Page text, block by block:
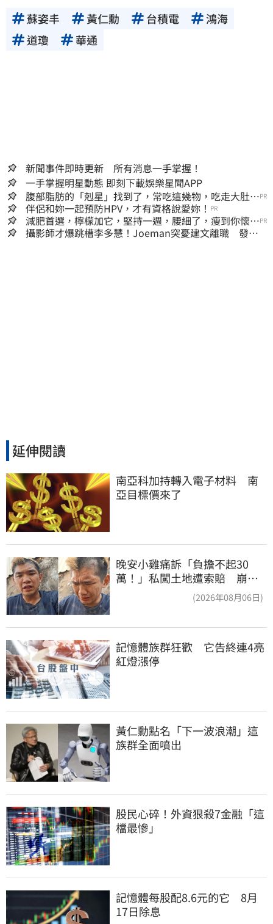
蘇姿丰 黃仁勳 台積電
鴻海
道瓊
華通
新聞事件即時更新 所有消息一手掌握！
一手掌握明星動態 即刻下載娛樂星聞APP
腹部脂肪的「剋星」找到了，常吃這幾物，吃走大肚
囊，瘦出小蠻腰
PR
伴侶和妳一起預防HPV，才有資格說愛妳！ PR
減肥首選，檸檬加它，堅持一週，腰細了，瘦到你懷疑
人生
PR
攝影師才爆跳槽李多慧！Joeman突憂建文離職 發聲
延伸閱讀
南亞科加持轉入電子材料　南
亞目標價來了
晚安小雞痛訴「負擔不起30
萬！」私闖土地遭索賠 崩
潰：不接受漫天要價(2026年08月06日)
記憶體族群狂歡　它告終連4亮
紅燈漲停
黃仁勳點名「下一波浪潮」這
族群全面噴出
股民心碎！外資狠殺7金融「這
檔最慘」
記憶體每股配8.6元的它　8月
17日除息